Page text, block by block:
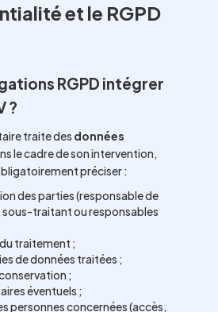
et le RGPD
RGPD intégrer
?
traite des données
le cadre de son intervention,
préciser :
des parties (responsable de
traitant ou responsables
traitement ;
de données traitées ;
;
éventuels ;
personnes concernées (accès,